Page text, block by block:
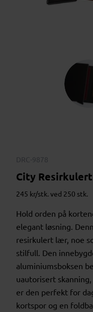
DRC-9878
City
245 kr/stk. ved 250 stk.
Hold orden på
elegant løsning.
resirkulert lær, noe
stilfull. Den
aluminiumsboksen
uautorisert
er den perfekt for
kortspor og en